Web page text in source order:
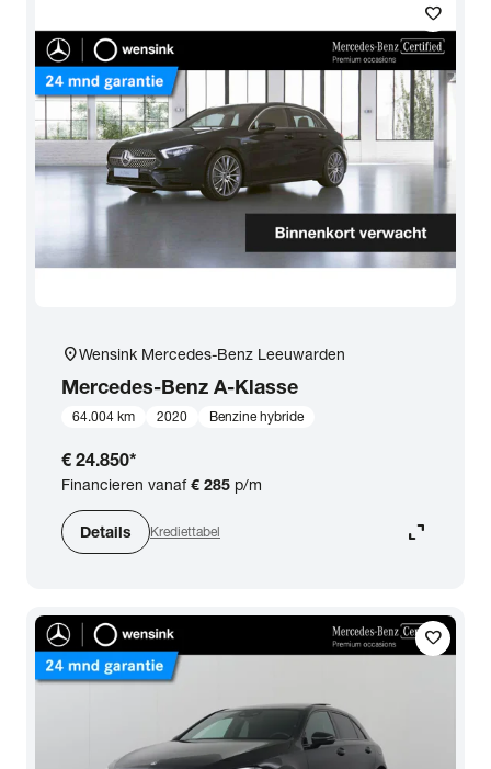
favorite
location_onWensink Mercedes-Benz Leeuwarden
Mercedes-Benz A-Klasse
64.004 km 2020 Benzine hybride
€ 24.850*
Financieren vanaf€ 285 p/m
Details Krediettabel expand_content
favorite